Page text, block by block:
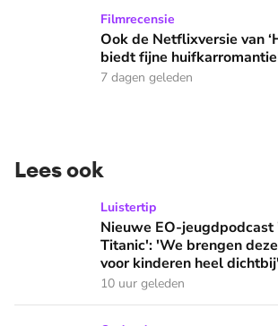
Ook de Netflixversie van ‘Het kleine
Filmrecensie
Ook de Netflixversie van
biedt fijne
7 dagen geleden
Lees ook
Nieuwe EO-jeugdpodcast
Luistertip
Nieuwe EO-jeugdpodcast
Titanic': 'We brengen
voor kinderen heel dichtbij'
10 uur geleden